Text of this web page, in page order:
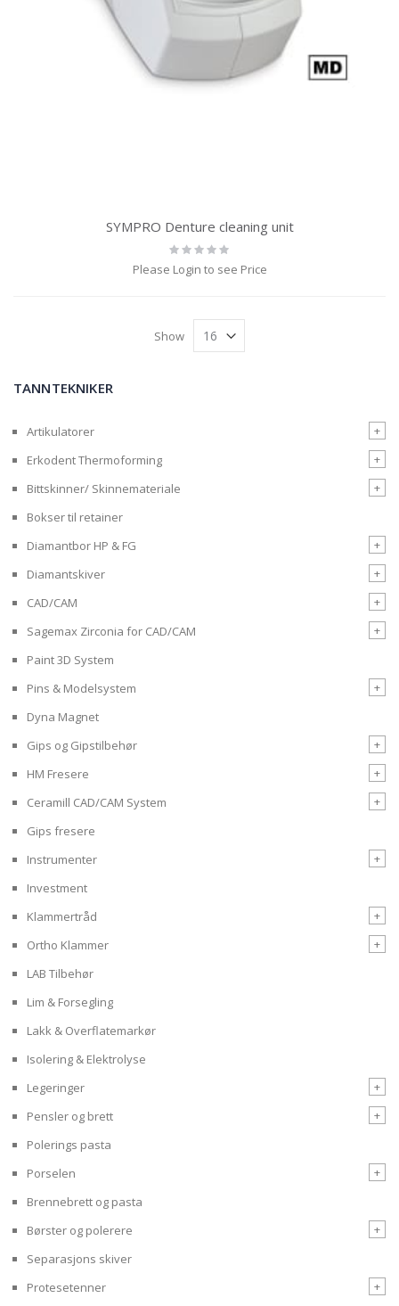
SYMPRO Denture cleaning unit
Rating:
0%
Please Login to see Price
Show
TANNTEKNIKER
Artikulatorer
+
Erkodent Thermoforming
+
Bittskinner/ Skinnemateriale
+
Bokser til retainer
Diamantbor HP & FG
+
Diamantskiver
+
CAD/CAM
+
Sagemax Zirconia for CAD/CAM
+
Paint 3D System
Pins & Modelsystem
+
Dyna Magnet
Gips og Gipstilbehør
+
HM Fresere
+
Ceramill CAD/CAM System
+
Gips fresere
Instrumenter
+
Investment
Klammertråd
+
Ortho Klammer
+
LAB Tilbehør
Lim & Forsegling
Lakk & Overflatemarkør
Isolering & Elektrolyse
Legeringer
+
Pensler og brett
+
Polerings pasta
Porselen
+
Brennebrett og pasta
Børster og polerere
+
Separasjons skiver
Protesetenner
+